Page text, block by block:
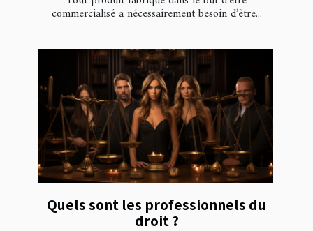
commercialisé a nécessairement besoin d’être...
Quels sont les professionnels du
droit ?